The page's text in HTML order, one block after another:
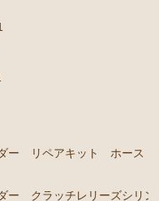
ルキット など）
ー ダンパー センダ
ダー リペアキット ホース
ー クラッチレリーズシリン